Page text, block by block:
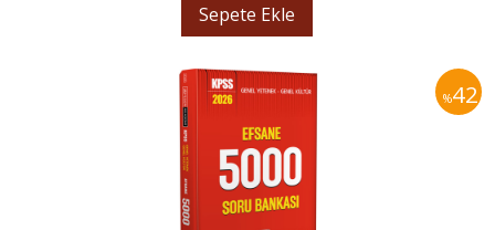
Sepete Ekle
%42